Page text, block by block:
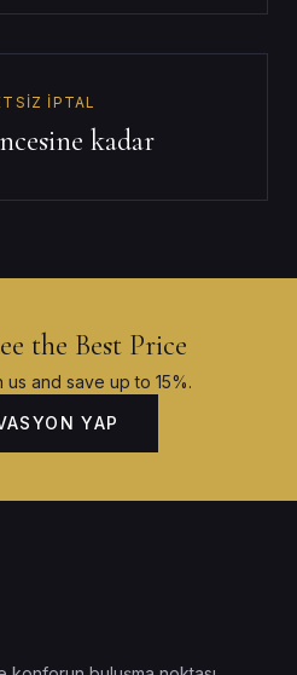
İPTAL
kadar
the Best Price
and save up to 15%.
YAP